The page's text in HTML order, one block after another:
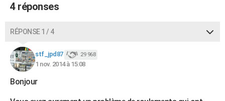
4 réponses
RÉPONSE 1 / 4
stf_jpd87 29 968
1 nov. 2014 à 15:08
Bonjour